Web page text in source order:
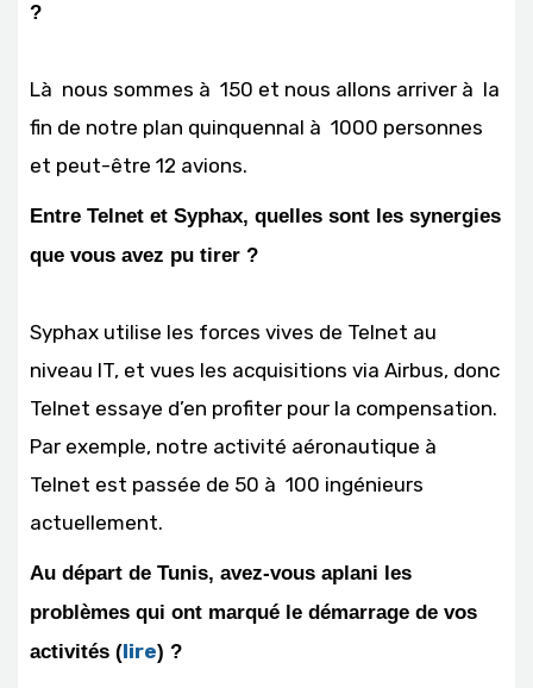
?
Là nous sommes à 150 et nous allons arriver à la
fin de notre plan quinquennal à 1000 personnes
et peut-être 12 avions.
Entre Telnet et Syphax, quelles sont les synergies
que vous avez pu tirer ?
Syphax utilise les forces vives de Telnet au
niveau IT, et vues les acquisitions via Airbus, donc
Telnet essaye d’en profiter pour la compensation.
Par exemple, notre activité aéronautique à
Telnet est passée de 50 à 100 ingénieurs
actuellement.
Au départ de Tunis, avez-vous aplani les
problèmes qui ont marqué le démarrage de vos
activités (lire) ?